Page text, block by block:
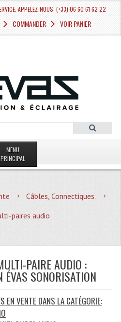
APPELEZ-NOUS :(+33) 06 60 61 62 22
COMMANDER VOIR PANIER
MENU
PRINCIPAL
MAGASIN
De Neuf?
Horaires.
De Matériel
D´occasion
Avancée
Câbles, Connectiques.
paires audio
PAIRE AUDIO :
SONORISATION
EN VENTE DANS LA CATÉGORIE: